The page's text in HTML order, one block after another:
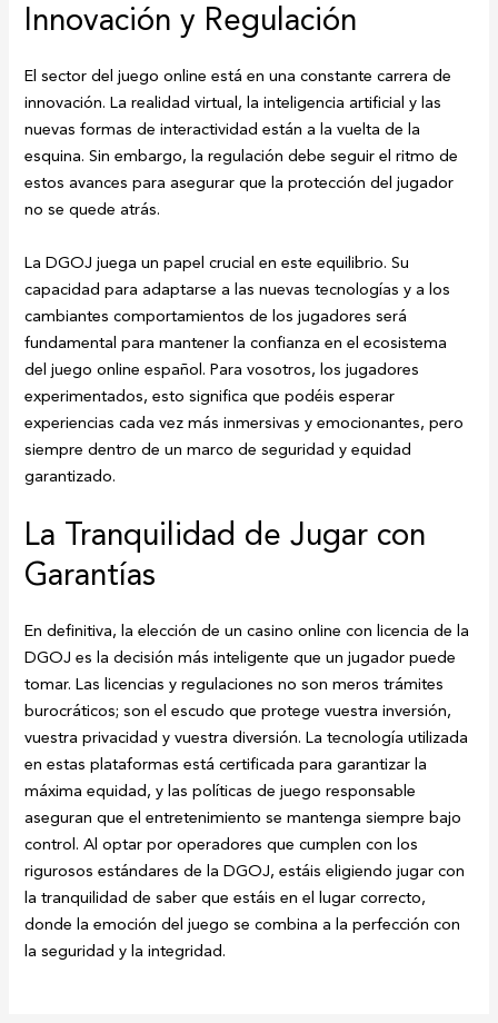
Innovación y Regulación
El sector del juego online está en una constante carrera de
innovación. La realidad virtual, la inteligencia artificial y las
nuevas formas de interactividad están a la vuelta de la
esquina. Sin embargo, la regulación debe seguir el ritmo de
estos avances para asegurar que la protección del jugador
no se quede atrás.
La DGOJ juega un papel crucial en este equilibrio. Su
capacidad para adaptarse a las nuevas tecnologías y a los
cambiantes comportamientos de los jugadores será
fundamental para mantener la confianza en el ecosistema
del juego online español. Para vosotros, los jugadores
experimentados, esto significa que podéis esperar
experiencias cada vez más inmersivas y emocionantes, pero
siempre dentro de un marco de seguridad y equidad
garantizado.
La Tranquilidad de Jugar con
Garantías
En definitiva, la elección de un casino online con licencia de la
DGOJ es la decisión más inteligente que un jugador puede
tomar. Las licencias y regulaciones no son meros trámites
burocráticos; son el escudo que protege vuestra inversión,
vuestra privacidad y vuestra diversión. La tecnología utilizada
en estas plataformas está certificada para garantizar la
máxima equidad, y las políticas de juego responsable
aseguran que el entretenimiento se mantenga siempre bajo
control. Al optar por operadores que cumplen con los
rigurosos estándares de la DGOJ, estáis eligiendo jugar con
la tranquilidad de saber que estáis en el lugar correcto,
donde la emoción del juego se combina a la perfección con
la seguridad y la integridad.